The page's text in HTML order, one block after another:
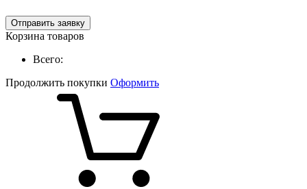
Отправить заявку
Корзина товаров
Всего:
Продолжить покупки Оформить